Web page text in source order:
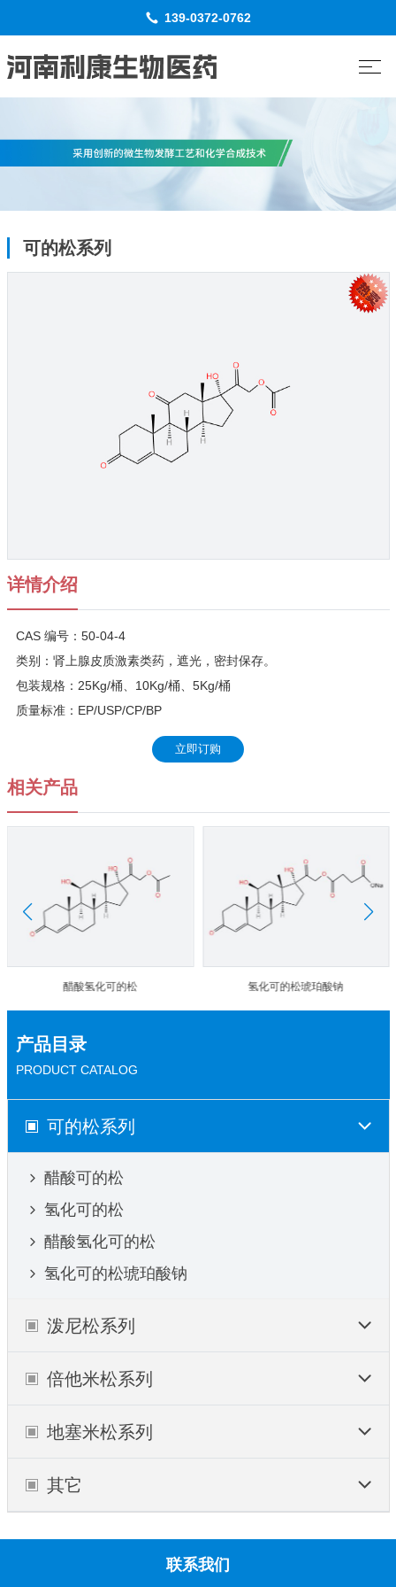
139-0372-0762
产品目录
PRODUCT CATALOG
可的松系列
醋酸可的松
氢化可的松
醋酸氢化可的松
氢化可的松琥珀酸钠
泼尼松系列
倍他米松系列
地塞米松系列
其它
可的松系列
详情介绍
CAS 编号：50-04-4
类别：肾上腺皮质激素类药，遮光，密封保存。
包装规格：25Kg/桶、10Kg/桶、5Kg/桶
质量标准：EP/USP/CP/BP
立即订购
相关产品
醋酸氢化可的松 氢化可的松琥珀酸钠
联系我们